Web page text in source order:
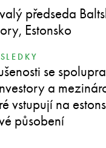
předseda
Estonsko
se
a
vstupují na
působení